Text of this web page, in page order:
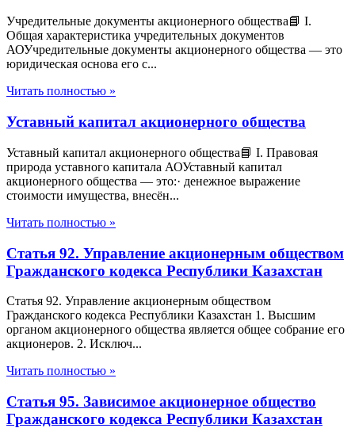
Учредительные документы акционерного общества📘 I.
Общая характеристика учредительных документов
АОУчредительные документы акционерного общества — это
юридическая основа его с...
Читать полностью »
Уставный капитал акционерного общества
Уставный капитал акционерного общества📘 I. Правовая
природа уставного капитала АОУставный капитал
акционерного общества — это:· денежное выражение
стоимости имущества, внесён...
Читать полностью »
Статья 92. Управление акционерным обществом
Гражданского кодекса Республики Казахстан
Статья 92. Управление акционерным обществом
Гражданского кодекса Республики Казахстан 1. Высшим
органом акционерного общества является общее собрание его
акционеров. 2. Исключ...
Читать полностью »
Статья 95. Зависимое акционерное общество
Гражданского кодекса Республики Казахстан